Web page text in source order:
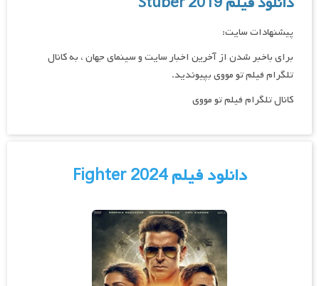
پیشنهادات سایت:
برای باخبر شدن از آخرین اخبار سایت و سینمای جهان ، به کانال
تلگرام فیلم تو مووی بپیوندید.
کانال تلگرام فیلم تو مووی
دانلود فیلم Fighter 2024